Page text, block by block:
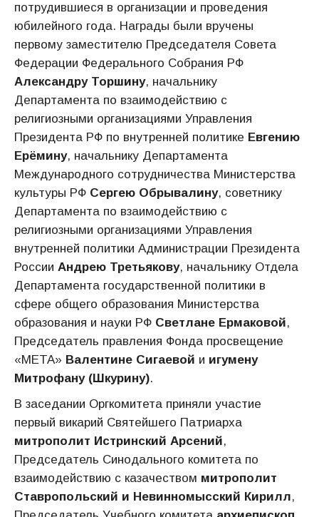
потрудившиеся в организации и проведения
юбилейного года. Награды были вручены
первому заместителю Председателя Совета
Федерации Федерального Собрания РФ
Александру Торшину, начальнику
Департамента по взаимодействию с
религиозными организациями Управления
Президента РФ по внутренней политике Евгению
Ерёмину, начальнику Департамента
Международного сотрудничества Министерства
культуры РФ Сергею Обрывалину, советнику
Департамента по взаимодействию с
религиозными организациями Управления
внутренней политики Администрации Президента
России Андрею Третьякову, начальнику Отдела
Департамента государственной политики в
сфере общего образования Министерства
образования и науки РФ Светлане Ермаковой,
Председатель правления Фонда просвещение
«МЕТА» Валентине Сигаевой и игумену
Митрофану (Шкурину).
В заседании Оргкомитета приняли участие
первый викарий Святейшего Патриарха
митрополит Истринский Арсений,
Председатель Синодального комитета по
взаимодействию с казачеством митрополит
Ставропольский и Невинномысский Кирилл,